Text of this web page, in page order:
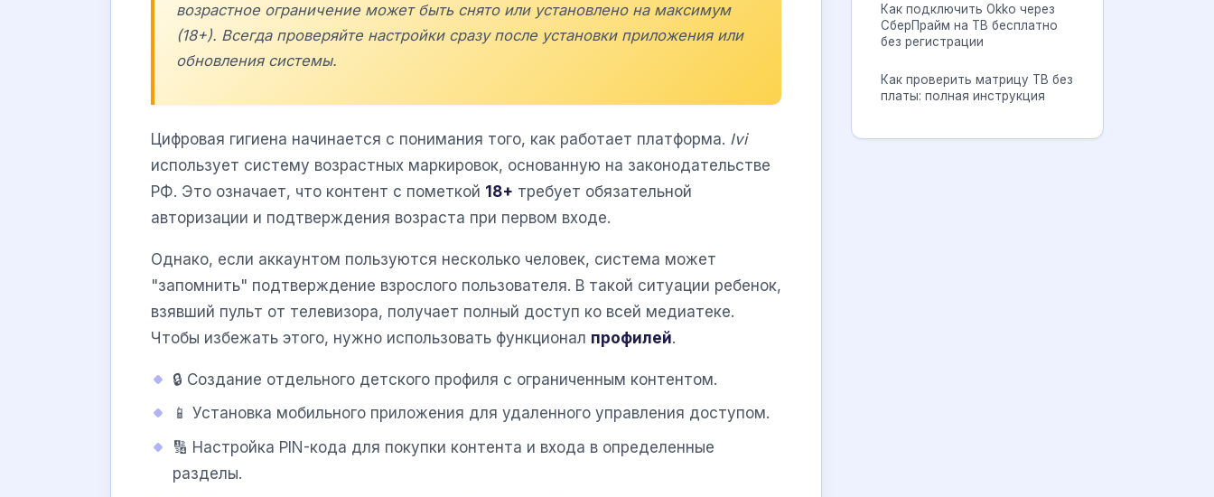
возрастное ограничение может быть снято или установлено на максимум
(18+). Всегда проверяйте настройки сразу после установки приложения или
обновления системы.
Цифровая гигиена начинается с понимания того, как работает платформа. Ivi
использует систему возрастных маркировок, основанную на законодательстве
РФ. Это означает, что контент с пометкой 18+ требует обязательной
авторизации и подтверждения возраста при первом входе.
Однако, если аккаунтом пользуются несколько человек, система может
"запомнить" подтверждение взрослого пользователя. В такой ситуации ребенок,
взявший пульт от телевизора, получает полный доступ ко всей медиатеке.
Чтобы избежать этого, нужно использовать функционал профилей.
🔒 Создание отдельного детского профиля с ограниченным контентом.
📱 Установка мобильного приложения для удаленного управления доступом.
🔢 Настройка PIN-кода для покупки контента и входа в определенные
разделы.
Как подключить Okko через
СберПрайм на ТВ бесплатно
без регистрации
Как проверить матрицу ТВ без
платы: полная инструкция